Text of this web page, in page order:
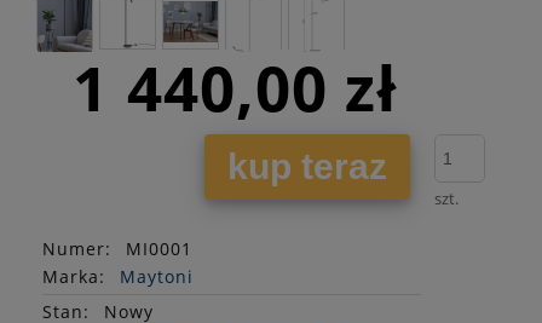
1 440,00 zł
kup teraz
szt.
Numer:
MI0001
Marka:
Maytoni
Stan:
Nowy